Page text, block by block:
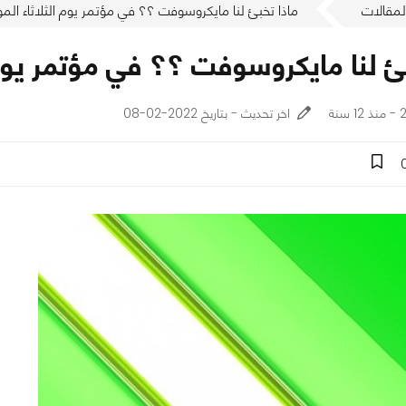
ماذا تخبئ لنا مايكروسوفت ؟؟ في مؤتمر يوم الثلاثاء الموافق 24 يونيو
لنا مايكروسوفت ؟؟ في مؤتمر يوم
اخر تحديث - بتاريخ 2022-02-08